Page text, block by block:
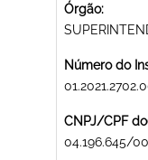
Órgão:
Número do
CNPJ/CPF
04.196.645/